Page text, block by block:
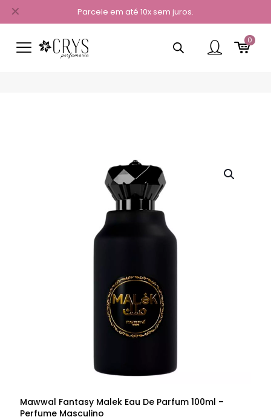
Parcele em até 10x sem juros.
✕
0
Mawwal Fantasy Malek Eau De Parfum 100ml –
Perfume Masculino